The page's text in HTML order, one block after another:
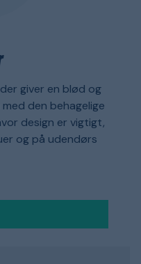
giver en blød og
den behagelige
design er vigtigt,
og på udendørs